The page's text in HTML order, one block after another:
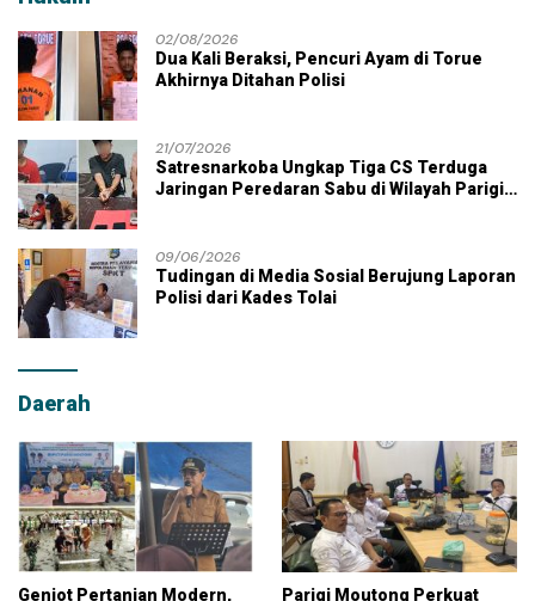
02/08/2026
Dua Kali Beraksi, Pencuri Ayam di Torue
Akhirnya Ditahan Polisi
21/07/2026
Satresnarkoba Ungkap Tiga CS Terduga
Jaringan Peredaran Sabu di Wilayah Parigi
09/06/2026
Tudingan di Media Sosial Berujung Laporan
Polisi dari Kades Tolai
Daerah
Genjot Pertanian Modern,
Parigi Moutong Perkuat